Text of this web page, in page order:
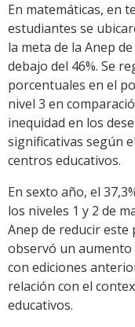
En matemáticas, en
estudiantes se
la meta de la Anep
debajo del 46%. Se
porcentuales en el
nivel 3 en
inequidad en los
significativas según
centros educativos.
En sexto año, el
los niveles 1 y 2 de
Anep de reducir este
observó un aumento
con ediciones
relación con el
educativos.